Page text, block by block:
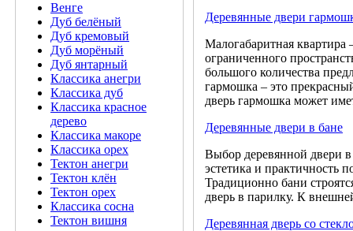
Венге
Дуб белёный
Дуб кремовый
Дуб морёный
Дуб янтарный
Классика анегри
Классика дуб
Классика красное
дерево
Классика макоре
Классика орех
Тектон анегри
Тектон клён
Тектон орех
Классика сосна
Тектон вишня
Деревянные двери
Малогабаритная
ограниченного
большого количества
гармошка – это
дверь гармошка может
Деревянные двери в бане
Выбор деревянной двери в
эстетика и практичность
Традиционно бани
дверь в парилку. К
Деревянная дверь со